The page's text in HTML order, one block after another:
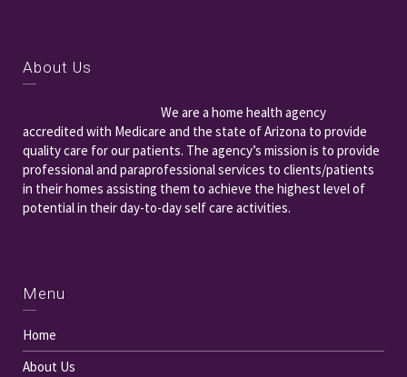
About Us
We are a home health agency
accredited with Medicare and the state of Arizona to provide
quality care for our patients. The agency’s mission is to provide
professional and paraprofessional services to clients/patients
in their homes assisting them to achieve the highest level of
potential in their day-to-day self care activities.
Menu
Home
About Us